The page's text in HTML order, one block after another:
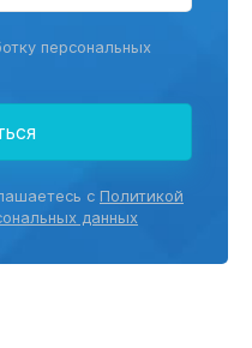
персональных
с Политикой
данных